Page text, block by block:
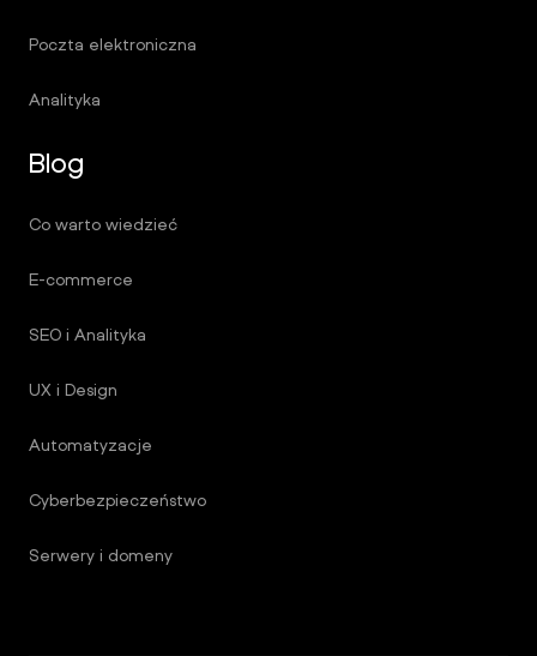
Poczta elektroniczna
Analityka
Blog
Co warto wiedzieć
E-commerce
SEO i Analityka
UX i Design
Automatyzacje
Cyberbezpieczeństwo
Serwery i domeny